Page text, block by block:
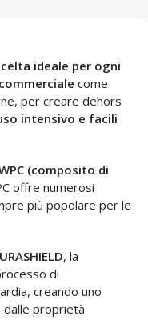
ideale per ogni
come
per creare dehors
intensivo e facili
(composito di
offre numerosi
più popolare per le
, la
di
creando uno
dalle proprietà